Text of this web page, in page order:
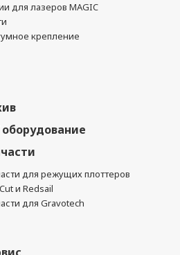
для лазеров MAGIC
крепление
для режущих плоттеров
и Redsail
для Gravotech